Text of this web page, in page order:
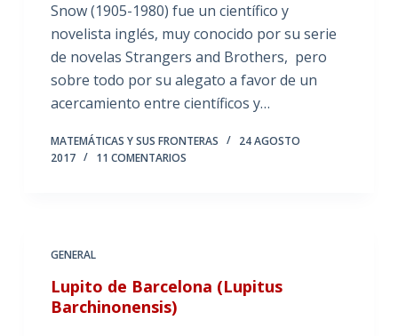
Snow (1905-1980) fue un científico y
novelista inglés, muy conocido por su serie
de novelas Strangers and Brothers, pero
sobre todo por su alegato a favor de un
acercamiento entre científicos y…
MATEMÁTICAS Y SUS FRONTERAS
24 AGOSTO
2017
11 COMENTARIOS
GENERAL
Lupito de Barcelona (Lupitus
Barchinonensis)